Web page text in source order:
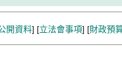
開資料] [立法會事項] [財政預